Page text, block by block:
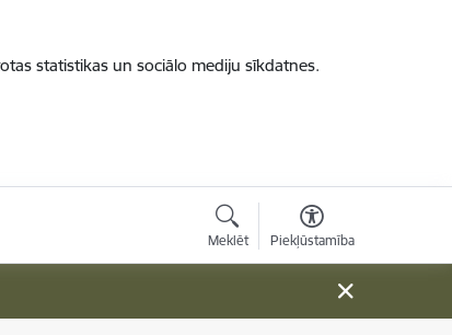
statistikas un sociālo mediju sīkdatnes.
Meklēt Piekļūstamība